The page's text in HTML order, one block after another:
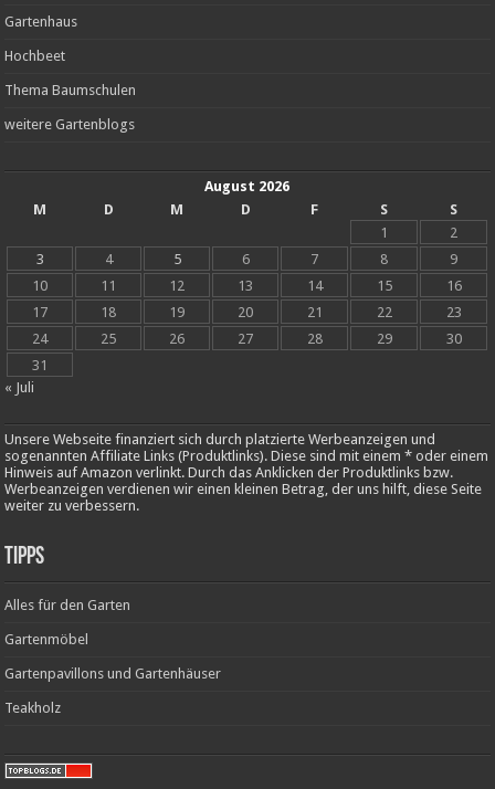
Gartenhaus
Hochbeet
Thema Baumschulen
weitere Gartenblogs
August 2026
M
D M D F S
S
1
2
3
4 5 6 7 8
9
10
11 12 13 14 15
16
17
18 19 20 21 22
23
24
25 26 27 28 29
30
31
« Juli
Unsere Webseite finanziert sich durch platzierte Werbeanzeigen und
sogenannten Affiliate Links (Produktlinks). Diese sind mit einem * oder einem
Hinweis auf Amazon verlinkt. Durch das Anklicken der Produktlinks bzw.
Werbeanzeigen verdienen wir einen kleinen Betrag, der uns hilft, diese Seite
weiter zu verbessern.
Tipps
Alles für den Garten
Gartenmöbel
Gartenpavillons und Gartenhäuser
Teakholz